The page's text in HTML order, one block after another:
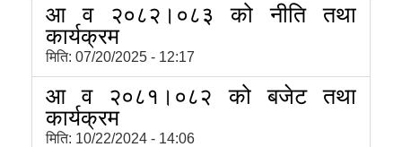
आ व २०८२।०८३ को नीति तथा
कार्यक्रम
मिति: 07/20/2025 - 12:17
आ व २०८१।०८२ को बजेट तथा
कार्यक्रम
मिति: 10/22/2024 - 14:06